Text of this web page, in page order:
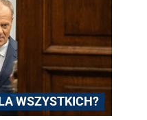
WSZYSTKICH?